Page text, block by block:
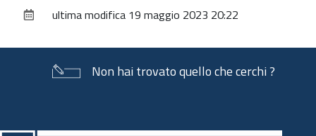
documentoultima modifica 19 maggio 2023 20:22
Non hai trovato quello che cerchi ?